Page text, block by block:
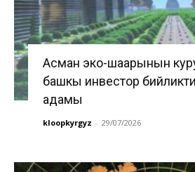
Асман эко-шаарынын
башкы инвестор
адамы
kloopkyrgyz - 29/07/2026